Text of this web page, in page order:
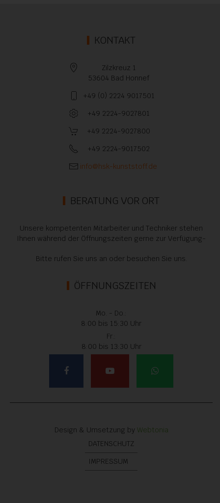
KONTAKT
Zilzkreuz 1
53604 Bad Honnef
+49 (0) 2224 9017501
+49 2224-9027801
+49 2224-9027800
+49 2224-9017502
info@hsk-kunststoff.de
BERATUNG VOR ORT
Unsere kompetenten Mitarbeiter und Techniker stehen
Ihnen während der Öffnungszeiten gerne zur Verfügung-
Bitte rufen Sie uns an oder besuchen Sie uns.
ÖFFNUNGSZEITEN
Mo. - Do.:
8:00 bis 15:30 Uhr
Fr.:
8:00 bis 13:30 Uhr
DATENSCHUTZ
IMPRESSUM
Design & Umsetzung by Webtonia